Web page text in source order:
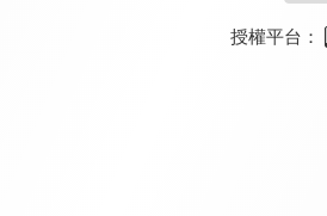
授權平台：